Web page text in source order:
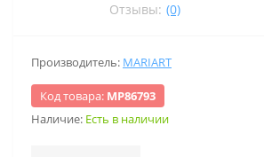
Отзывы: (0)
Производитель: MARIART
Код товара: МР86793
Наличие: Есть в наличии